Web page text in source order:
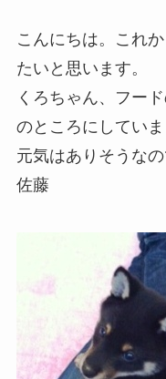
こんにちは。これ
たいと思います。
くろちゃん、フー
のところにしていま
元気はありそうな
佐藤